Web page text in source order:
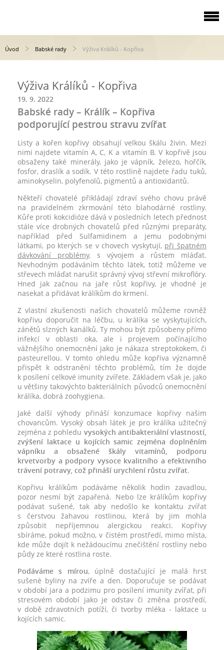
Úvod Babské rady Výživa Králíků - Kopřiva
Výživa Králíků - Kopřiva
19. 9. 2022
Babské rady – Králík – Kopřiva
podporující pestrou stravu zvířat
Listy a kořen kopřivy obsahují velkou škálu živin. Mezi
nimi najdete vitamín A, C, K a vitamín B. V kopřivě jsou
obsaženy také minerály, jako je vápník, železo, hořčík,
fosfor, draslík a sodík. V této rostlině najdete řadu tuků,
aminokyselin, polyfenolů, pigmentů a antioxidantů.
Někteří chovatelé přikládají zdraví svého chovu právě
na pravidelném zkrmování této blahodárné rostliny.
Kůře proti kokcidióze dává v posledních letech přednost
stále více drobných chovatelů před různými preparáty,
například před Sulfamidinem a jemu podobnými
látkami, po kterých se v chovech vyskytují, při špatném
dávkování problémy, s vývojem a růstem mláďat.
Nevhodným podáváním těchto látek, totiž můžeme ve
střevech mláďat narušit správný vývoj střevní mikroflóry.
Hned jak začnou na jaře růst kopřivy, je vhodné je
nasekat a přidávat králíkům do krmení.
Z vlastní zkušenosti našich chovatelů můžeme rovněž
kopřivu doporučit na léčbu, u králíka se vyskytujících,
zánětů slzných kanálků. Ty mohou být způsobeny přímo
infekcí v oblasti oka, ale i projevem počínajícího
vážnějšího onemocnění jako je nákaza streptokokem, či
pasteurellou. V tomto ohledu může kopřiva významně
přispět k odstranění těchto problémů, tím že dojde
k posílení celkové imunity zvířete. Základem však je, jako
u většiny takovýchto bakteriálních původců onemocnění
králíka, dobrá zoohygiena.
Jaké další výhody přináší konzumace kopřivy našim
chovancům. Vysoký obsah látek je pro králíka užitečný
zejména z pohledu vysokých antibakteriální vlastností,
zvýšení laktace u kojících samic zejména doplněním
vápníku a obsažené škály vitamínů, podporu
krvetvorby a podpory vysoce kvalitního a efektivního
trávení potravy, což přináší urychlení růstu zvířat.
Kopřivu králíkům podáváme několik hodin zavadlou,
pozor nesmí být zapařená. Nebo lze králíkům kopřivy
podávat sušené, tak aby nedošlo ke kontaktu zvířat
s čerstvou žahavou rostlinou, která by jim mohla
způsobit nepříjemnou alergickou reakci. Kopřivy
sbíráme, pokud možno, v čistém prostředí, mimo místa,
kde může dojít k nežádoucímu znečištění rostliny nebo
půdy ze které rostlina roste.
Podáváme s mírou, úplně dostačující je malá hrst
sušené byliny na zvíře a den. Doporučuje se podávat
v období jara a podzimu pro posílení imunity zvířat, při
stresovém období jako je odstav či změna prostředí,
v době zdravotních potíží, či tvorby mléka - laktace u
kojících samic.